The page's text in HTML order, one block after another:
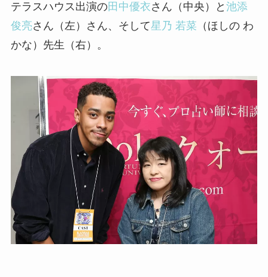
テラスハウス出演の田中優衣さん（中央）と 池添
俊亮さん（左）さん、そして星乃 若菜 （ほしの わ
かな）先生（右）。